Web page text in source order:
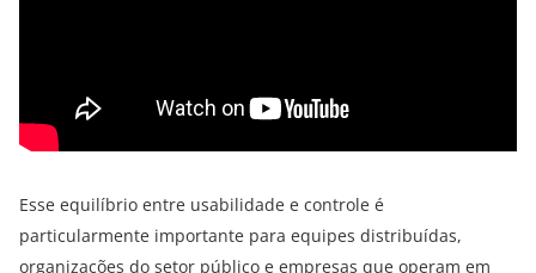
Esse equilíbrio entre usabilidade e controle é
particularmente importante para equipes distribuídas,
organizações do setor público e empresas que operam em